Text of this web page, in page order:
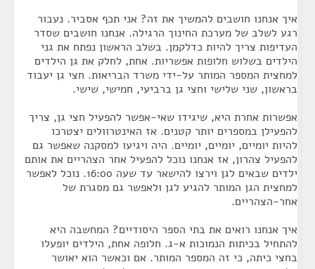
איך אנחנו חושבים להמשיך את זה? אני תכף אסביר. נעבור
רגע לשלב של מערכת החינוך הרגילה. אנחנו חושבים שסדר
העדיפות צריך להיות כדלקמן. בשלב הראשון נפתח את גני
הילדים בשלוש חלופות אפשריות. אחת, לחלק את גן הילדים
למחצית המספר המותר על-ידי משרד הבריאות. חצי גן יעבוד
בראשון, שני שלישי וחצי גן ברביעי, חמישי, שישי.
אפשרות אחרת היא, שיגידו שאי-אפשר להפעיל חצי גן, צריך
להפעילן במספרים יותר קטנים. אז האינטרוולים יצטרכו
להיות יומיים, יומיים, יומיים. היה ויגיעו למסקנה שאפשר גם
להפעיל צהרון, אז אנחנו נוכל להפעיל אחר הצהריים את אותם
ילדים שבאים לגן וירצו להישאר עד שעה 16:00. נוכל לאפשר
למחצית הגן המותר להגיע לגן ולאפשר גם מסגרת של
אחר-הצהריים.
איך אנחנו רואים את בתי הספר היסודיים? המחשבה היא
להתחיל בכיתות הנמוכות א-ג. חלופה אחת, הילדים יופעלו
בחצי כיתה, כי זה המספר המותר. אם וכאשר הוא יאושר